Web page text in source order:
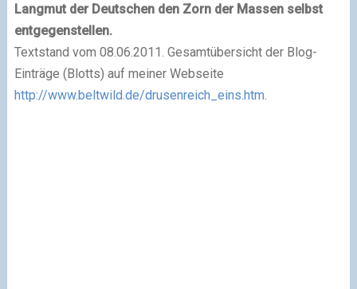
Langmut der Deutschen den Zorn der Massen selbst
entgegenstellen.
Textstand vom 08.06.2011. Gesamtübersicht der Blog-
Einträge (Blotts) auf meiner Webseite
http://www.beltwild.de/drusenreich_eins.htm.